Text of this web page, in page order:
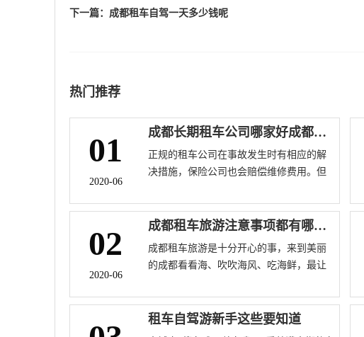
下一篇： 成都租车自驾一天多少钱呢
热门推荐
01
2020-06
成都长期租车公司哪家好成都长期租车公司查询
正规的租车公司在事故发生时有相应的解
决措施，保险公司也会赔偿维修费用。但
车人支付。而在车辆的损失中，保险公司
不予理赔的部分也要由租车人自行承担。
出的成都租车公司一览表。这一外企管理
中的“经典教案”，能否为国内企业的管理方
02
2020-06
成都租车旅游注意事项都有哪些呢
成都租车旅游是十分开心的事，来到美丽
的成都看看海、吹吹海风、吃海鲜，最让
事项都有哪些呢
租车自驾游新手这些要知道